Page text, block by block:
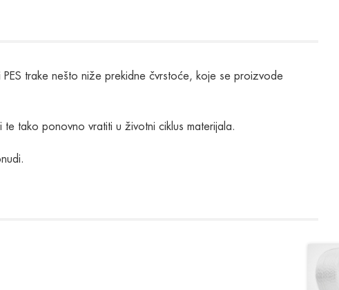
trake nešto niže prekidne čvrstoće, koje se proizvode
tako ponovno vratiti u životni ciklus materijala.